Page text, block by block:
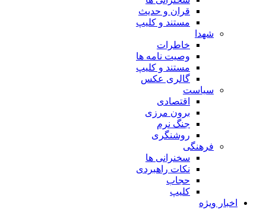
قران و حدیث
مستند و کلیپ
شهدا
خاطرات
وصیت نامه ها
مستند و کلیپ
گالری عکس
سیاست
اقتصادی
برون مرزی
جنگ نرم
روشنگری
فرهنگی
سخنرانی ها
نکات راهبردی
حجاب
کلیپ
اخبار ویژه